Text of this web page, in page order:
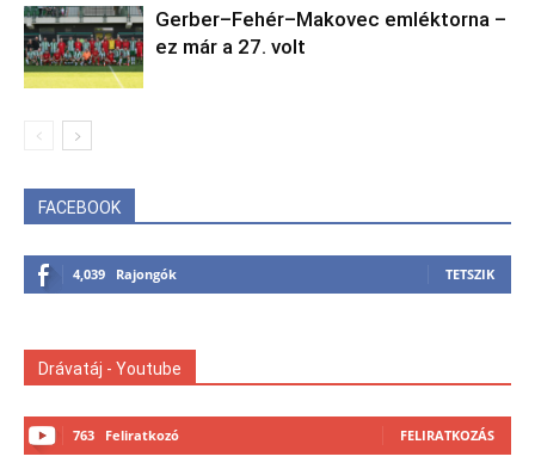
Gerber–Fehér–Makovec emléktorna –
ez már a 27. volt
FACEBOOK
4,039 Rajongók TETSZIK
Drávatáj - Youtube
763 Feliratkozó FELIRATKOZÁS